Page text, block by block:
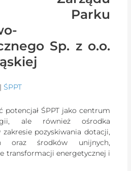
Parku
Sp. z o.o.
|ŚPPT
potencjał ŚPPT jako centrum
ale również ośrodka
pozyskiwania dotacji,
oraz środków unijnych,
transformacji energetycznej i